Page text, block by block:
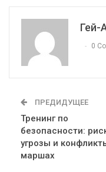
Гей-
0
ПРЕДИДУЩЕЕ
Тренинг по
безопасности:
угрозы и
маршах